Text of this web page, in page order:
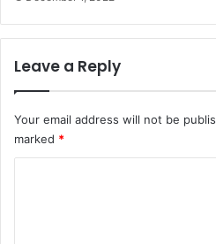
Leave a Reply
Your email address will not be
marked *